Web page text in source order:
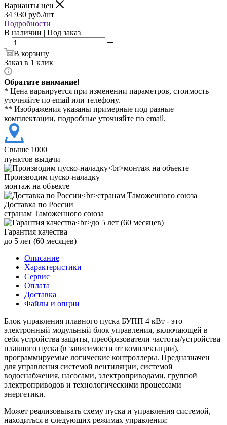
Варианты цен
34 930 руб./шт
Подробности
В наличии | Под заказ
В корзину
Заказ в 1 клик
Обратите внимание!
* Цена варьируется при изменении параметров, стоимость
уточняйте по email или телефону.
** Изображения указаны примерные под разные
комплектации, подробные уточняйте по email.
Свыше 1000
пунктов выдачи
Производим пуско-наладку
монтаж на объекте
Доставка по России
странам Таможенного союза
Гарантия качества
до 5 лет (60 месяцев)
Описание
Характеристики
Сервис
Оплата
Доставка
Файлы и опции
Блок управления плавного пуска БУПП 4 кВт - это
электронный модульный блок управления, включающей в
себя устройства защиты, преобразователи частоты/устройства
плавного пуска (в зависимости от комплектации),
программируемые логические контроллеры. Предназначен
для управления системой вентиляции, системой
водоснабжения, насосами, электроприводами, группой
электроприводов и технологическими процессами
энергетики.
Может реализовывать схему пуска и управления системой,
находиться в следующих режимах управления: